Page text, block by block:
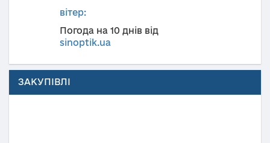
вітер:
Погода на 10 днів від
sinoptik.ua
ЗАКУПІВЛІ